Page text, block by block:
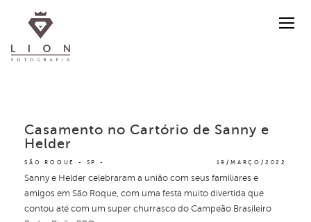
SÃO ROQUE - SP 19/MARÇO/2022
Casamento no Cartório de Sanny e
Helder
Sanny e Helder celebraram a união com seus familiares e
amigos em São Roque, com uma festa muito divertida que
contou até com um super churrasco do Campeão Brasileiro